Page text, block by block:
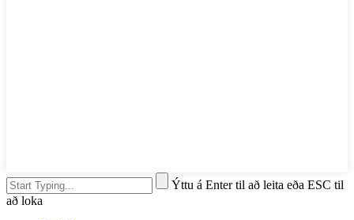
Ýttu á Enter til að leita eða ESC til
að loka